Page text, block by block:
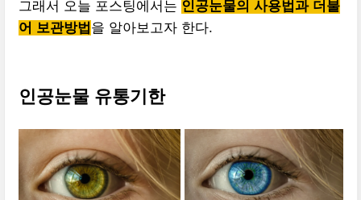
그래서 오늘 포스팅에서는 인공눈물의 사용법과 더불
어 보관방법 을 알아보고자 한다.
인공눈물 유통기한